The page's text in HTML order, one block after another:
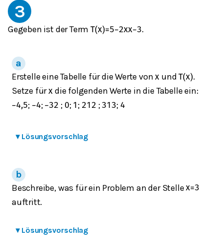
3
Gegeben ist der Term T(x)=5−2xx−3.
Erstelle eine Tabelle für die Werte vonx undT(x).
Setze fürx die folgenden Werte in die Tabelle ein:
−4,5; −4; −32 ; 0; 1 ; 21 2 ;313; 4
▾ Lösungsvorschlag
Beschreibe, was für ein Problem an der Stellex=3
auftritt.
▾ Lösungsvorschlag